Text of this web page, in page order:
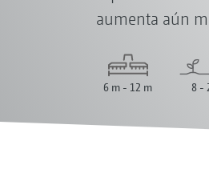
aumenta aún
6 m - 12 m 8 -